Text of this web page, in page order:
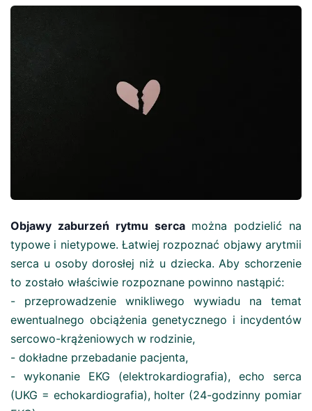
Objawy zaburzeń rytmu sercamożna podzielić na
typowe i nietypowe. Łatwiej rozpoznać objawy arytmii
serca u osoby dorosłej niż u dziecka. Aby schorzenie
to zostało właściwie rozpoznane powinno nastąpić:
- przeprowadzenie wnikliwego wywiadu na temat
ewentualnego obciążenia genetycznego i incydentów
sercowo-krążeniowych w rodzinie,
- dokładne przebadanie pacjenta,
- wykonanie EKG (elektrokardiografia), echo serca
(UKG = echokardiografia), holter (24-godzinny pomiar